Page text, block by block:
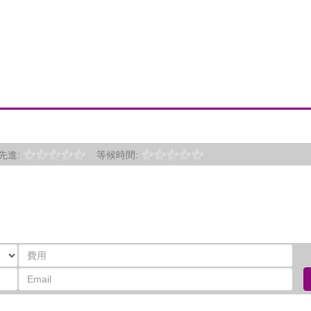
進: 等候時間: